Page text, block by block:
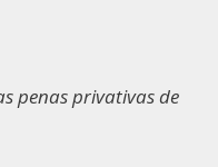
penas privativas de